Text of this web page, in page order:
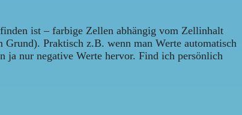
ist – farbige Zellen abhängig vom Zellinhalt
Praktisch z.B. wenn man Werte automatisch
ja nur negative Werte hervor. Find ich persönlich